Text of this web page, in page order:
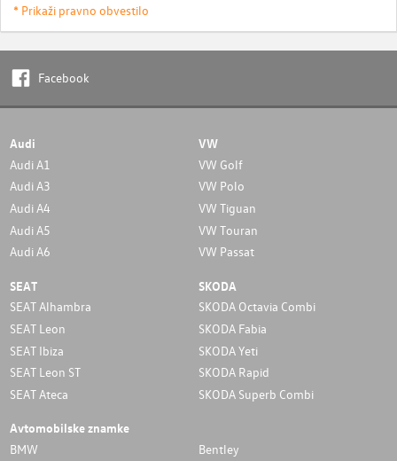
* Prikaži pravno obvestilo
Facebook
Audi
Audi A1
Audi A3
Audi A4
Audi A5
Audi A6
VW
VW Golf
VW Polo
VW Tiguan
VW Touran
VW Passat
SEAT
SEAT Alhambra
SEAT Leon
SEAT Ibiza
SEAT Leon ST
SEAT Ateca
SKODA
SKODA Octavia Combi
SKODA Fabia
SKODA Yeti
SKODA Rapid
SKODA Superb Combi
Avtomobilske znamke
BMW
Bentley